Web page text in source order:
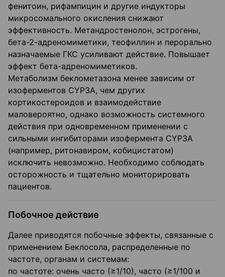
фенитоин, рифампицин и другие индукторы
микросомального окисления снижают
эффективность. Метандростенолон, эстрогены,
бета-2-адреномиметики, теофиллин и перорально
назначаемые ГКС усиливают действие. Повышает
эффект бета-адреномиметиков.
Метаболизм беклометазона менее зависим от
изоферментов CYP3A, чем других
кортикостероидов и взаимодействие
маловероятно, однако возможность системного
действия при одновременном применении с
сильными ингибиторами изофермента CYP3A
(например, ритонавиром, кобицистатом)
исключить невозможно. Необходимо соблюдать
осторожность и тщательно мониторировать
пациентов.
Побочное действие
Далее приводятся побочные эффекты, связанные с
применением Беклосола, распределенные по
частоте, органам и системам:
по частоте: очень часто (≥1/10), часто (≥1/100 и